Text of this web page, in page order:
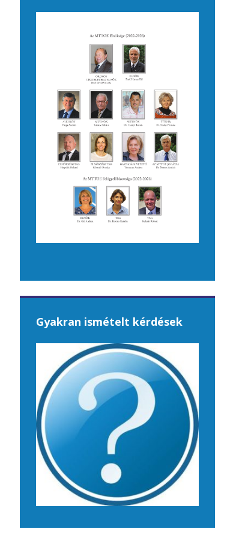
Gyakran ismételt kérdések